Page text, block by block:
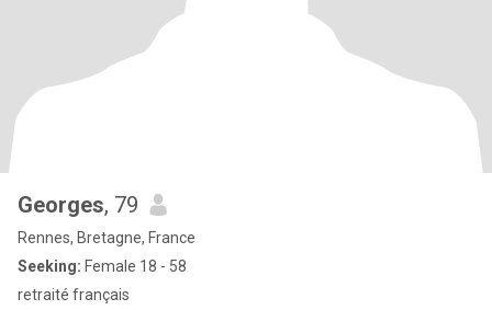
Georges, 79
Rennes, Bretagne, France
Seeking: Female 18 - 58
retraité français